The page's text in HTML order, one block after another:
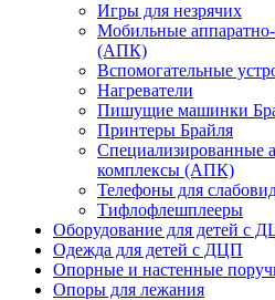
Игры для незрячих
Мобильные
(АПК)
Вспомогательные
Нагреватели
Пишущие машинки
Принтеры Брайля
Специализированные
комплексы (АПК)
Телефоны для
Тифлофлешплееры
Оборудование для детей с
Одежда для детей с ДЦП
Опорные и настенные
Опоры для лежания